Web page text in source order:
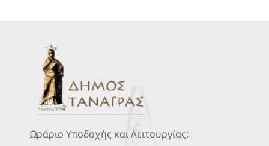
Ωράριο Υποδοχής και Λειτουργίας: